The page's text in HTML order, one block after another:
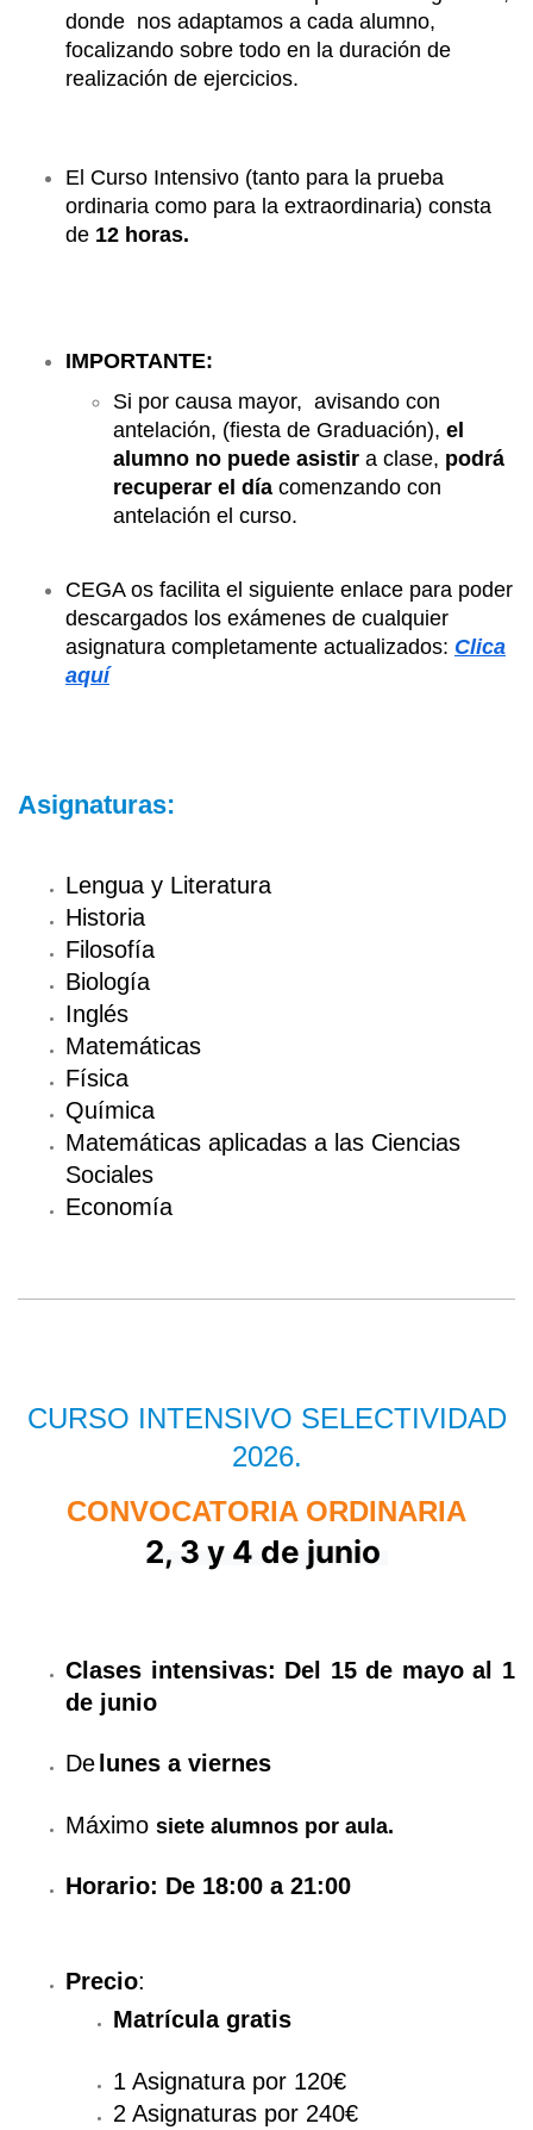
donde nos adaptamos a cada alumno,
focalizando sobre todo en la duración de
realización de ejercicios.
El Curso Intensivo (tanto para la prueba
ordinaria como para la extraordinaria) consta
de 12 horas.
IMPORTANTE:
Si por causa mayor, avisando con
antelación, (fiesta de Graduación), el
alumno no puede asistir a clase, podrá
recuperar el día comenzando con
antelación el curso.
CEGA os facilita el siguiente enlace para poder
descargados los exámenes de cualquier
asignatura completamente actualizados: Clica
aquí
Asignaturas:
Lengua y Literatura
Historia
Filosofía
Biología
Inglés
Matemáticas
Física
Química
Matemáticas aplicadas a las Ciencias
Sociales
Economía
CURSO INTENSIVO SELECTIVIDAD
2026.
CONVOCATORIA ORDINARIA
2, 3 y 4 de junio
Clases intensivas: Del 15 de mayo al 1
de junio
De lunes a viernes
Máximo siete alumnos por aula.
Horario: De 18:00 a 21:00
Precio:
Matrícula gratis
​1 Asignatura por 120€
2 Asignaturas por 240€